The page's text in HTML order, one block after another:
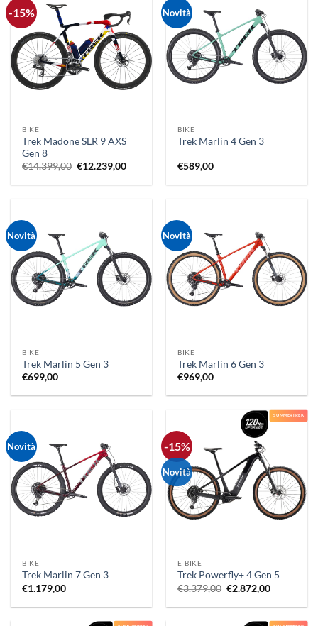
-15%
BIKE
Trek Madone SLR 9 AXS
Gen 8
€14.399,00 Il
originale
€12.239,00Il
attuale
Novità
BIKE
Trek Marlin 4 Gen 3
€589,00
Novità
BIKE
Trek Marlin 5 Gen 3
€699,00
Novità
BIKE
Trek Marlin 6 Gen 3
€969,00
Novità
BIKE
Trek Marlin 7 Gen 3
€1.179,00
SUMMERTREK
-15%
Novità
E-BIKE
Trek Powerfly+ 4 Gen 5
€3.379,00 Il
originale
€2.872,00Il
attuale